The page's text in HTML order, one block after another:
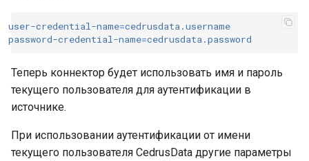
user-credential-name=cedrusdata.username
password-credential-name=cedrusdata.password
Теперь коннектор будет использовать имя и пароль
текущего пользователя для аутентификации в
источнике.
При использовании аутентификации от имени
текущего пользователя CedrusData другие параметры